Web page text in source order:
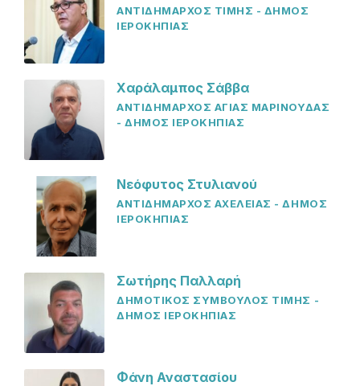
ΑΝΤΙΔΗΜΑΡΧΟΣ ΤΙΜΗΣ - ΔΗΜΟΣ
ΙΕΡΟΚΗΠΙΑΣ
Χαράλαμπος Σάββα
ΑΝΤΙΔΗΜΑΡΧΟΣ ΑΓΙΑΣ ΜΑΡΙΝΟΥΔΑΣ
- ΔΗΜΟΣ ΙΕΡΟΚΗΠΙΑΣ
Νεόφυτος Στυλιανού
ΑΝΤΙΔΗΜΑΡΧΟΣ ΑΧΕΛΕΙΑΣ - ΔΗΜΟΣ
ΙΕΡΟΚΗΠΙΑΣ
Σωτήρης Παλλαρή
ΔΗΜΟΤΙΚΟΣ ΣΥΜΒΟΥΛΟΣ ΤΙΜΗΣ -
ΔΗΜΟΣ ΙΕΡΟΚΗΠΙΑΣ
Φάνη Αναστασίου